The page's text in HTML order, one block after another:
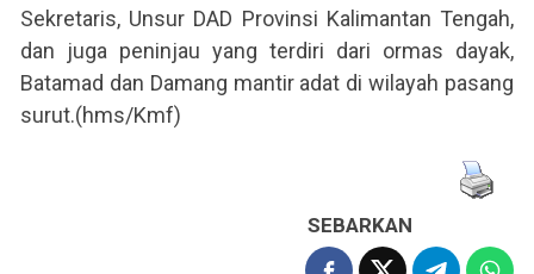
Sekretaris, Unsur DAD Provinsi Kalimantan Tengah,
dan juga peninjau yang terdiri dari ormas dayak,
Batamad dan Damang mantir adat di wilayah pasang
surut.(hms/Kmf)
SEBARKAN